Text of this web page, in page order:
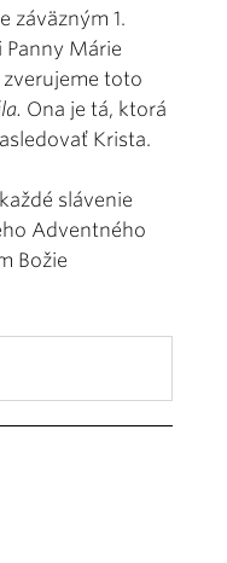
záväzným 1.
Panny Márie
toto
Ona je tá, ktorá
Krista.
slávenie
Adventného
Božie